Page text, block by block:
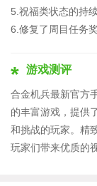
5.祝福类状态的持
6.修复了周目任务
游戏测评
合金机兵最新官方
的丰富游戏，提供
和挑战的玩家。精
玩家们带来优质的